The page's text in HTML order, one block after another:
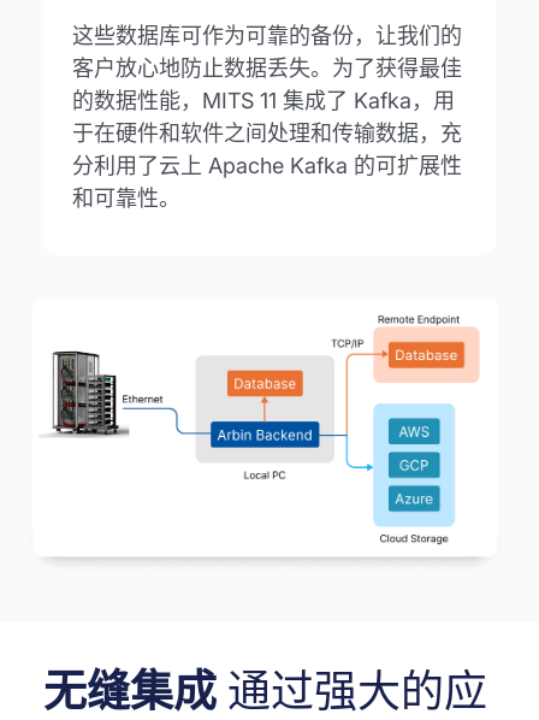
这些数据库可作为可靠的备份，让我们的
客户放心地防止数据丢失。为了获得最佳
的数据性能，MITS 11 集成了 Kafka，用
于在硬件和软件之间处理和传输数据，充
分利用了云上 Apache Kafka 的可扩展性
和可靠性。
无缝集成 通过强大的应